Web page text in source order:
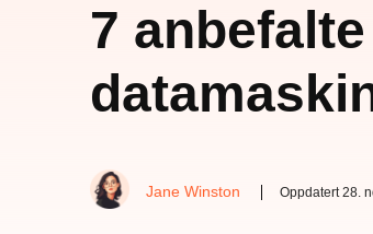
7
Jane Winston Oppdatert 28.